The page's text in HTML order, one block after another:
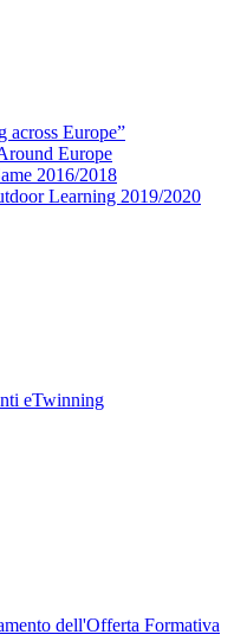
across Europe”
Europe
2016/2018
Learning 2019/2020
eTwinning
dell'Offerta Formativa